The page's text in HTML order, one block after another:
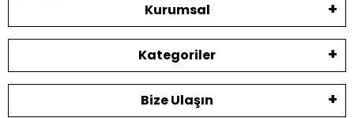
Kurumsal
Kategoriler
Bize Ulaşın